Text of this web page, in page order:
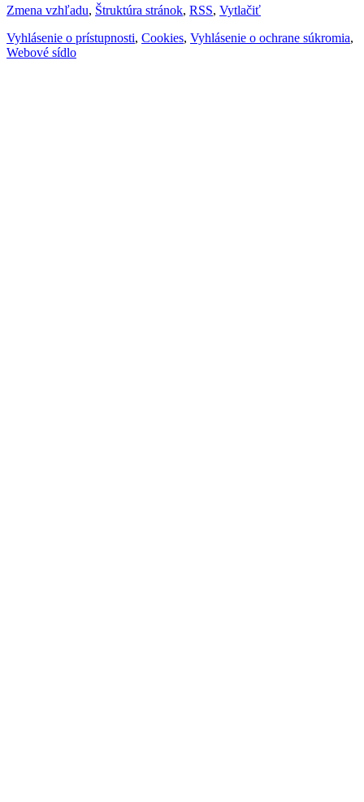
Zmena vzhľadu, Štruktúra stránok, RSS, Vytlačiť
Vyhlásenie o prístupnosti, Cookies, Vyhlásenie o ochrane súkromia,
Webové sídlo